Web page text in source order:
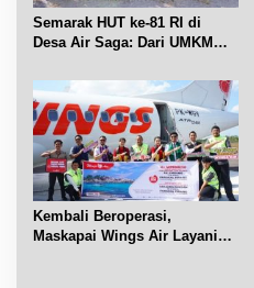
Semarak HUT ke-81 RI di
Desa Air Saga: Dari UMKM
Kembali Beroperasi,
Maskapai Wings Air Layani